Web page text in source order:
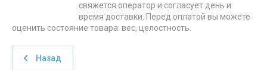
свяжется оператор и согласует день и
время доставки. Перед оплатой вы можете
оценить состояние товара: вес, целостность.
Назад